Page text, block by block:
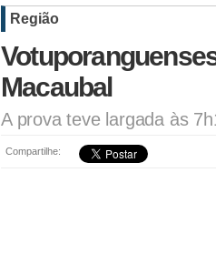
Região
Macaubal
A prova teve largada às
Compartilhe: